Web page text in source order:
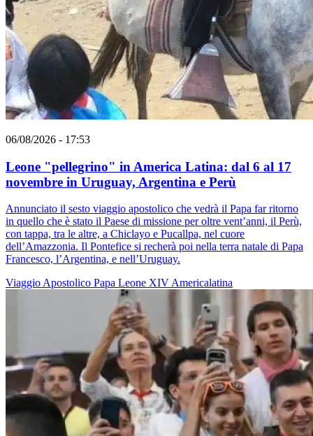
06/08/2026 - 17:53
Leone "pellegrino" in America Latina: dal 6 al 17
novembre in Uruguay, Argentina e Perù
Annunciato il sesto viaggio apostolico che vedrà il Papa far ritorno
in quello che è stato il Paese di missione per oltre vent’anni, il Perù,
con tappa, tra le altre, a Chiclayo e Pucallpa, nel cuore
dell’Amazzonia. Il Pontefice si recherà poi nella terra natale di Papa
Francesco, l’Argentina, e nell’Uruguay.
Viaggio Apostolico Papa Leone XIV Americalatina